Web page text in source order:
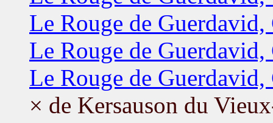
Le Rouge de Guerdavid,
Le Rouge de Guerdavid,
Le Rouge de
× de Kersauson du